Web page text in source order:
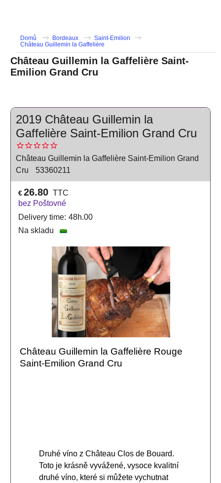
Domů Bordeaux
Saint-Emilion
Château Guillemin la Gaffelière
Château Guillemin la Gaffelière Saint-
Emilion Grand Cru
2019 Château Guillemin la
Gaffelière Saint-Emilion Grand Cru
Château Guillemin la Gaffelière Saint-Emilion Grand
Cru
53360211
€26.80 TTC
bez Poštovné
Delivery time: 48h.00
Na skladu
Château Guillemin la Gaffelière Rouge
Saint-Emilion Grand Cru
Druhé víno z Château Clos de Bouard.
Toto je krásně vyvážené, vysoce kvalitní
druhé víno, které si můžete vychutnat